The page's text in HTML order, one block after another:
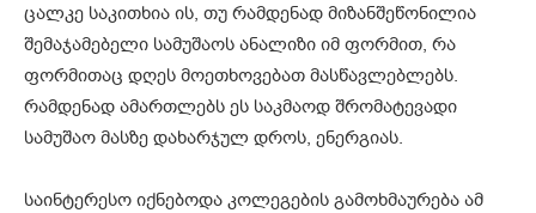
ცალკე საკითხია ის, თუ რამდენად მიზანშეწონილია
შემაჯამებელი სამუშაოს ანალიზი იმ ფორმით, რა
ფორმითაც დღეს მოეთხოვებათ მასწავლებლებს.
რამდენად ამართლებს ეს საკმაოდ შრომატევადი
სამუშაო მასზე დახარჯულ დროს, ენერგიას.
საინტერესო იქნებოდა კოლეგების გამოხმაურება ამ